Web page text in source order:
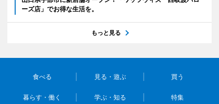
ーズ店」でお得な生活を。
もっと見る
食べる 見る・遊ぶ 買う
暮らす・働く 学ぶ・知る 特集